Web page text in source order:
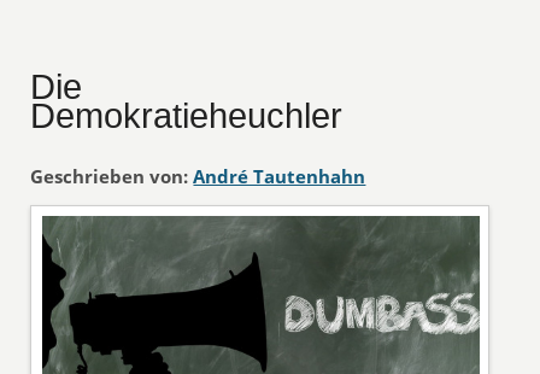
Die
Demokratieheuchler
Geschrieben von: André Tautenhahn